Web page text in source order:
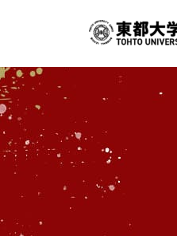
を
ス
キ
ッ
プ